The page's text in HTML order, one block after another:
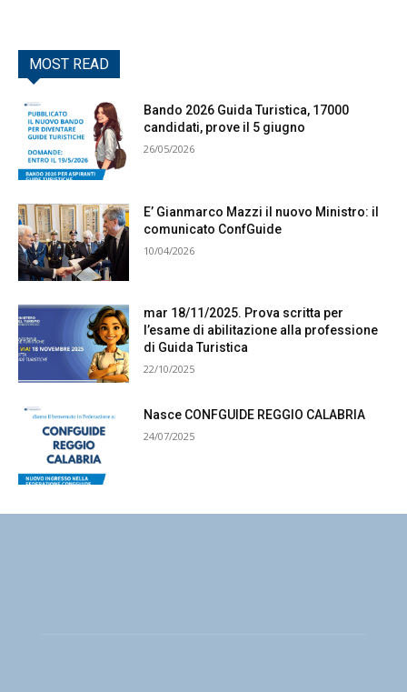
MOST READ
Bando 2026 Guida Turistica, 17000
candidati, prove il 5 giugno
26/05/2026
E’ Gianmarco Mazzi il nuovo Ministro: il
comunicato ConfGuide
10/04/2026
mar 18/11/2025. Prova scritta per
l’esame di abilitazione alla professione
di Guida Turistica
22/10/2025
Nasce CONFGUIDE REGGIO CALABRIA
24/07/2025